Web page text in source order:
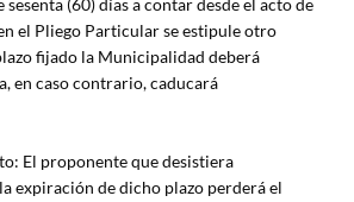
(60) días a contar desde el acto de
el Pliego Particular se estipule otro
fijado la Municipalidad deberá
en caso contrario, caducará
El proponente que desistiera
expiración de dicho plazo perderá el